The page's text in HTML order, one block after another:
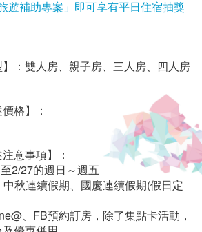
遊補助專案」即可享有平日住宿抽獎
】：雙人房、親子房、三人房、四人房
格】：
意事項】：
2/27的週日～週五
秋連續假期、國慶連續假期(假日定
、FB預約訂房，除了集點卡活動，